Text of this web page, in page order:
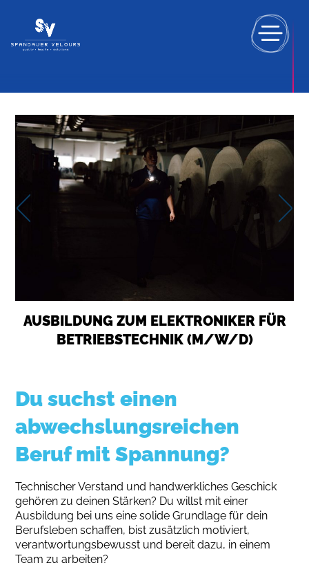
AUSBILDUNG ZUM ELEKTRONIKER FÜR
BETRIEBSTECHNIK (M/W/D)
Du suchst einen
abwechslungsreichen
Beruf mit Spannung?
Technischer Verstand und handwerkliches Geschick
gehören zu deinen Stärken? Du willst mit einer
Ausbildung bei uns eine solide Grundlage für dein
Berufsleben schaffen, bist zusätzlich motiviert,
verantwortungsbewusst und bereit dazu, in einem
Team zu arbeiten?